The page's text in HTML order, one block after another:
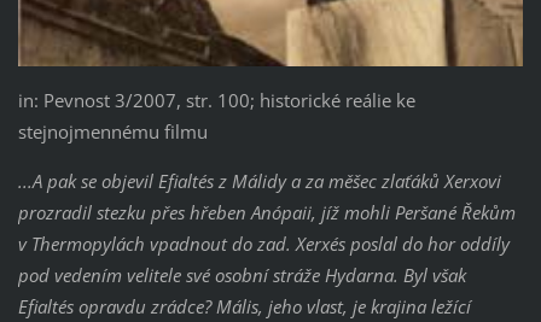
in: Pevnost 3/2007, str. 100; historické reálie ke
stejnojmennému filmu
...A pak se objevil Efialtés z Málidy a za měšec zlaťáků Xerxovi
prozradil stezku přes hřeben Anópaii, jíž mohli Peršané Řekům
v Thermopylách vpadnout do zad. Xerxés poslal do hor oddíly
pod vedením velitele své osobní stráže Hydarna. Byl však
Efialtés opravdu zrádce? Mális, jeho vlast, je krajina ležící